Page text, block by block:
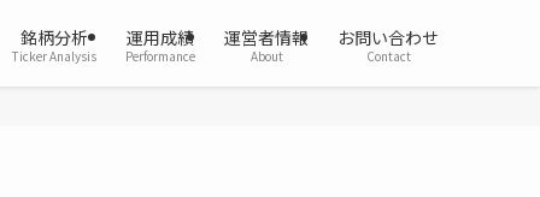
銘柄分析
Ticker Analysis
運用成績
Performance
運営者情報
About
お問い合わせ
Contact